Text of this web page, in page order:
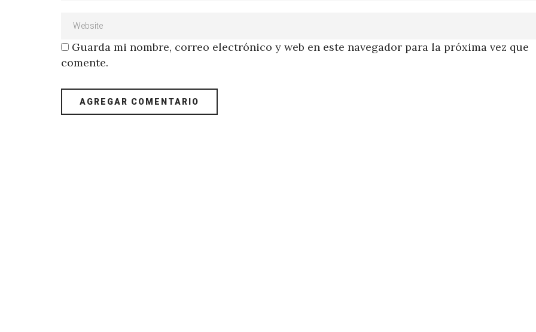
Guarda mi nombre, correo electrónico y web en este navegador para la próxima vez que
comente.